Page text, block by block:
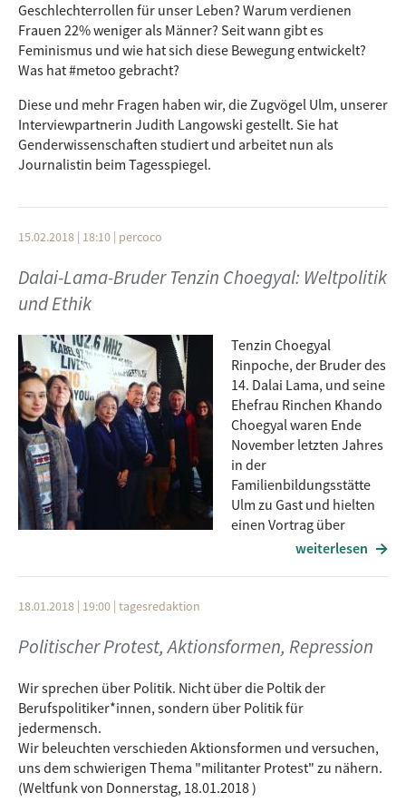
Geschlechterrollen für unser Leben? Warum verdienen
Frauen 22% weniger als Männer? Seit wann gibt es
Feminismus und wie hat sich diese Bewegung entwickelt?
Was hat #metoo gebracht?
Diese und mehr Fragen haben wir, die Zugvögel Ulm, unserer
Interviewpartnerin Judith Langowski gestellt. Sie hat
Genderwissenschaften studiert und arbeitet nun als
Journalistin beim Tagesspiegel.
15.02.2018 | 18:10 | percoco
Dalai-Lama-Bruder Tenzin Choegyal: Weltpolitik
und Ethik
Tenzin Choegyal
Rinpoche, der Bruder des
14. Dalai Lama, und seine
Ehefrau Rinchen Khando
Choegyal waren Ende
November letzten Jahres
in der
Familienbildungsstätte
Ulm zu Gast und hielten
einen Vortrag über
Weltpolitik im
Rinpoche und Rinchen Khando Choegyal mit Lotte Stevens.
steht nun hier online zum Nachhören und Runterladen.
weiterlesen
18.01.2018 | 19:00 | tagesredaktion
Politischer Protest, Aktionsformen, Repression
Wir sprechen über Politik. Nicht über die Poltik der
Berufspolitiker*innen, sondern über Politik für
jedermensch.
Wir beleuchten verschieden Aktionsformen und versuchen,
uns dem schwierigen Thema "militanter Protest" zu nähern.
(Weltfunk von Donnerstag, 18.01.2018 )